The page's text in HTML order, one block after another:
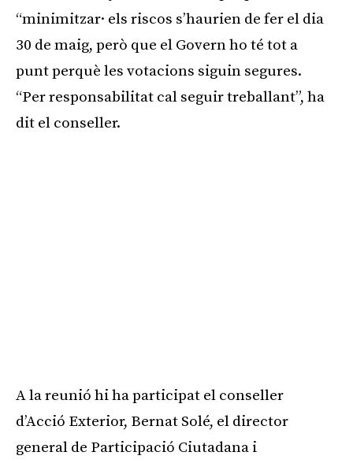
“minimitzar· els riscos s’haurien de fer el dia
30 de maig, però que el Govern ho té tot a
punt perquè les votacions siguin segures.
“Per responsabilitat cal seguir treballant”, ha
dit el conseller.
A la reunió hi ha participat el conseller
d’Acció Exterior, Bernat Solé, el director
general de Participació Ciutadana i